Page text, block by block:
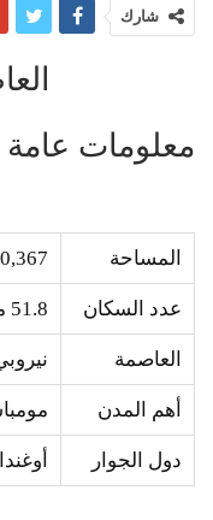
شارك
معلومات عامة
المساحة 580,367 كيلو
عدد السكان 51.8 مليون نسمة (2018)
العاصمة
أهم المدن
دول الجوار